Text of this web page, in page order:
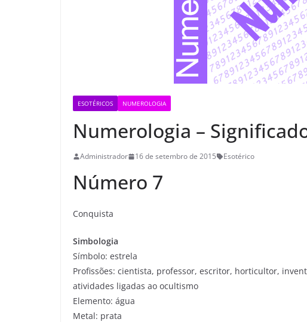
ESOTÉRICOS NUMEROLOGIA
Numerologia –
Administrador 16 de setembro de 2015 Esotérico
Número 7
Conquista
Simbologia
Símbolo: estrela
Profissões: cientista, professor, escritor, horticultor,
atividades ligadas ao ocultismo
Elemento: água
Metal: prata